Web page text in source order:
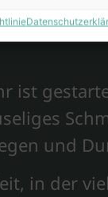
ist
und
in der